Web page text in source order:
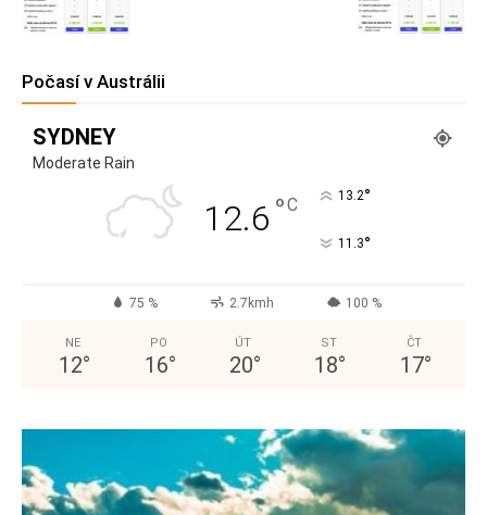
Počasí v Austrálii
SYDNEY
Moderate Rain
12.6 °C 13.2°
11.3°
75 % 2.7kmh 100 %
NE
12°
PO
16°
ÚT
20°
ST
18°
ČT
17°